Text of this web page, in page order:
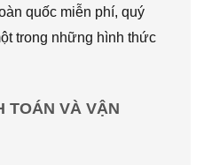
quốc miễn phí, quý
trong những hình thức
TOÁN VÀ VẬN